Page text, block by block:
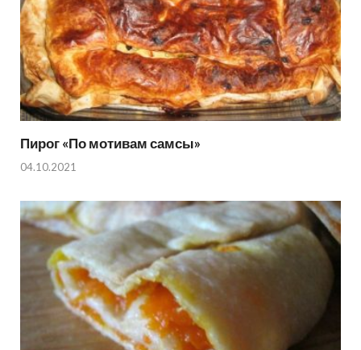
Пирог «По мотивам самсы»
04.10.2021